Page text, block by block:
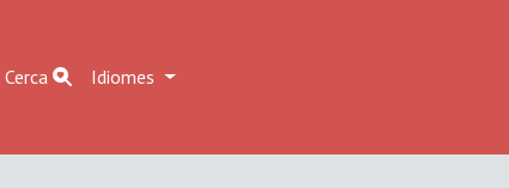
Cerca Idiomes